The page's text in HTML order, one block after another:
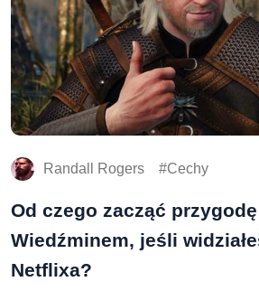
Randall Rogers Cechy
Od czego zacząć
Wiedźminem, jeśli
Netflixa?